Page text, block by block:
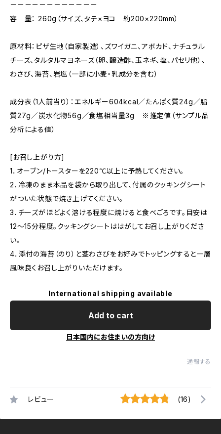
－－－－－－－－－－－－
容 量： 260g（サイズ、タテ×ヨコ 約200×220mm）
原材料：ピザ生地（自家製造）、ズワイガニ、アボカド、ナチュラル
チーズ、タルタルマヨネーズ（卵、醸造酢、玉ネギ、塩、パセリ他）、
わさび、海苔、岩塩（一部に小麦・乳成分を含む）
成分表（1人前当り）：エネルギー604kcal／たんぱく質24g／脂
質27g／炭水化物56g／食塩相当量3g ※推定値（サンプル品
分析による値）
[お召し上がり方]
1．オーブン/トースターを220℃以上に予熱してください。
2．冷凍のまま本品を袋から取り出して、付属のクッキングシート
がついた状態で焼き上げてください。
3．チーズがほどよく溶ける程度に焼けると食べごろです。目安は
12～15分程度。クッキングシートははがしてお召し上がりくださ
い。
4．添付の海苔（のり）と茎わさびをお好みでトッピングすると一層
風味良くお召し上がりいただけます。
International shipping available
Add to cart
日本国内にお住まいの方向け
通報する
レビュー (16)